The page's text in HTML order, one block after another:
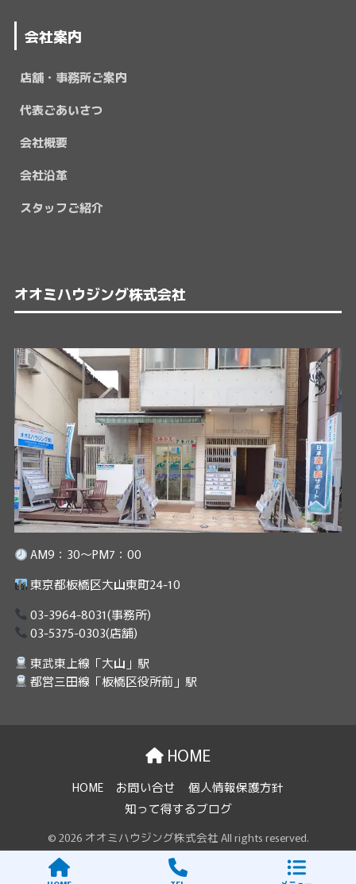
会社案内
店舗・事務所ご案内
代表ごあいさつ
会社概要
会社沿革
スタッフご紹介
オオミハウジング株式会社
AM9：30～PM7：00
東京都板橋区大山東町24-10
03-3964-8031(事務所)
03-5375-0303(店舗)
東武東上線「大山」駅
都営三田線「板橋区役所前」駅
HOME
HOME お問い合せ
個人情報保護方針
知って得するブログ
© 2026 オオミハウジング株式会社 All rights reserved.